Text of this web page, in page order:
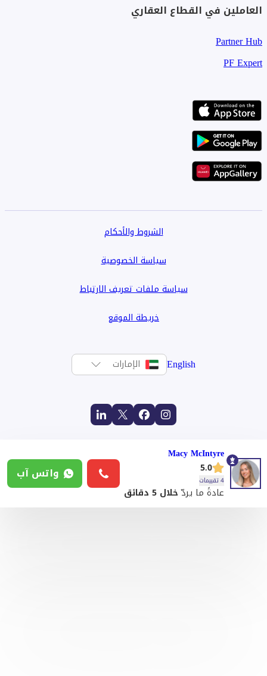
العاملين في القطاع العقاري
Partner Hub
PF Expert
الشروط والأحكام
سياسة الخصوصية
سياسة ملفات تعريف الارتباط
خريطة الموقع
English الإمارات
Macy McIntyre
5.0
4 تقييمات
عادةً ما يردّخلال 5 دقائق
واتس آب